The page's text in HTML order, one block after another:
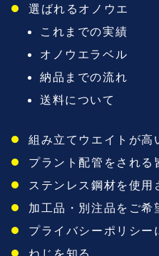
選ばれるオノウエ
これまでの実績
オノウエラベル
納品までの流れ
送料について
組み立てウエイトが高
プラント配管をされる
ステンレス鋼材を使用
加工品・別注品をご希
プライバシーポリシー
ねじを知る